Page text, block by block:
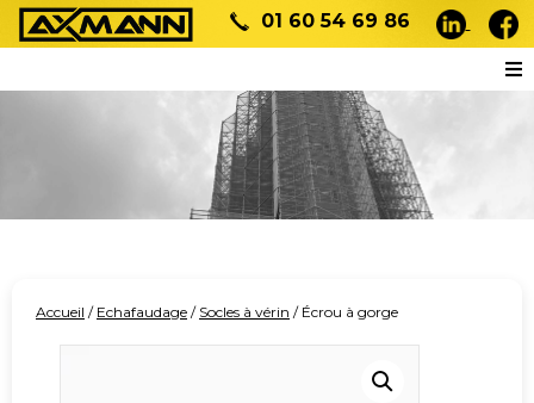
01 60 54 69 86
Accueil / Echafaudage / Socles à vérin / Écrou à gorge